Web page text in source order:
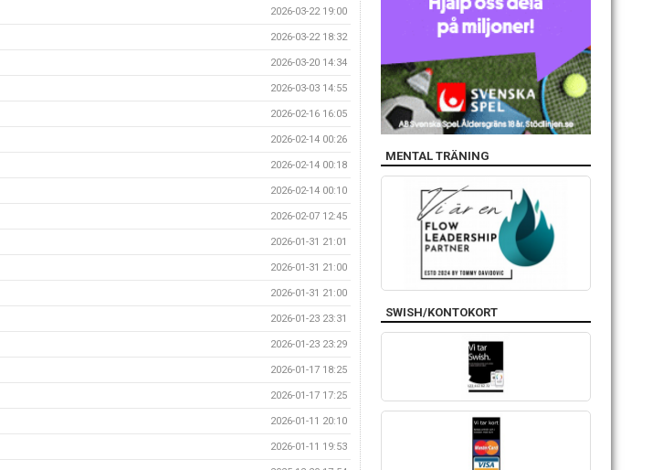
2026-03-22 19:00
2026-03-22 18:32
2026-03-20 14:34
2026-03-03 14:55
2026-02-16 16:05
2026-02-14 00:26
2026-02-14 00:18
2026-02-14 00:10
2026-02-07 12:45
2026-01-31 21:01
2026-01-31 21:00
2026-01-31 21:00
2026-01-23 23:31
2026-01-23 23:29
2026-01-17 18:25
2026-01-17 17:25
2026-01-11 20:10
2026-01-11 19:53
MENTAL TRÄNING
SWISH/KONTOKORT